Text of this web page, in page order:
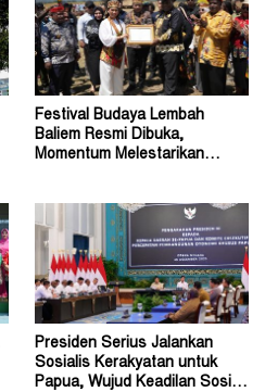
Festival Budaya Lembah
Baliem Resmi Dibuka,
Momentum Melestarikan
Presiden Serius Jalankan
Sosialis Kerakyatan untuk
Papua, Wujud Keadilan Sosial